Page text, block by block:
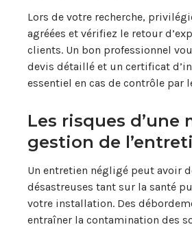
Lors de votre recherche,
agréées et vérifiez le retour
clients. Un bon professionnel
devis détaillé et un certificat
essentiel en cas de contrôle par
Les risques d’une
gestion de
Un entretien négligé peut avoir
désastreuses tant sur la santé
votre installation. Des
entraîner la contamination des